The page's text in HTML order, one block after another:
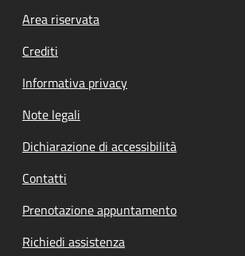
Footer menu
Area riservata
Crediti
Informativa privacy
Note legali
Dichiarazione di accessibilità
Contatti
Prenotazione appuntamento
Richiedi assistenza